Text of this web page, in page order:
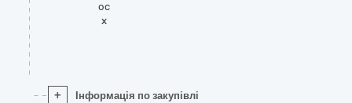
oc
x
+ Інформація по закупівлі